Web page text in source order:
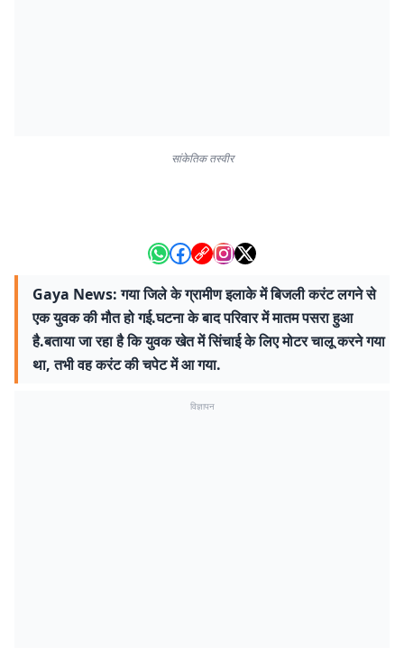
सांकेतिक तस्वीर
Gaya News: गया जिले के ग्रामीण इलाके में बिजली करंट लगने से
एक युवक की मौत हो गई.घटना के बाद परिवार में मातम पसरा हुआ
है.बताया जा रहा है कि युवक खेत में सिंचाई के लिए मोटर चालू करने गया
था, तभी वह करंट की चपेट में आ गया.
विज्ञापन